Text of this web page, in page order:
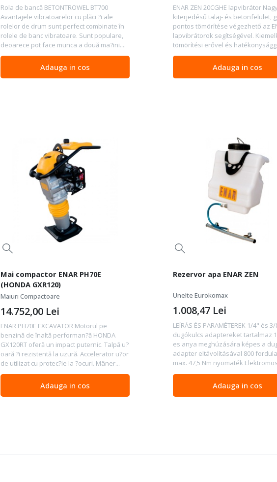
Rola de bancă BETONTROWEL BT700
Avantajele vibratoarelor cu plăci ?i ale
rolelor de drum sunt perfect combinate în
rolele de banc vibratoare. Sunt populare,
deoarece pot face munca a două ma?ini....
Adauga in cos
ENAR ZEN 20CGHE lapvibrátor
kiterjedésű talaj- és betonfelület,
pontos tömörítése végezhető az
lapvibrátorok segítségével.
tömörítési erővel és
Adauga in cos
Mai compactor ENAR PH70E
(HONDA GXR120)
Maiuri Compactoare
ENAR PH70E EXCAVATOR Motorul pe
benzină de înaltă performan?ă HONDA
GX120RT oferă un impact puternic. Talpă u?
oară ?i rezistentă la uzură. Accelerator u?or
de utilizat cu protec?ie la ?ocuri. Mâner...
14.752,00 Lei
Adauga in cos
Rezervor apa ENAR ZEN
Unelte Eurokomax
LEÍRÁS ÉS PARAMÉTEREK 1/4" és
dugókulcs adaptereket tartalmaz
es anya meghúzására képes a
adapter eltávolításával 800
max. 47,5 Nm nyomaték
1.008,47 Lei
Adauga in cos